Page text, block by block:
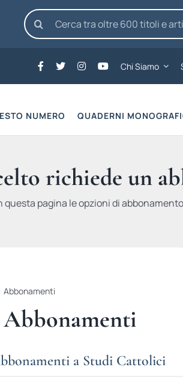
Cerca
per:
Chi Siamo
NUMERO QUADERNI
richiede un
questa pagina le opzioni di
Abbonamenti
Abbonamenti
a Studi Cattolici